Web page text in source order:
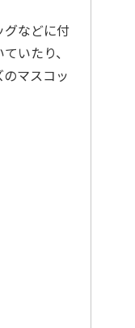
グなどに付
いたり、
マスコッ